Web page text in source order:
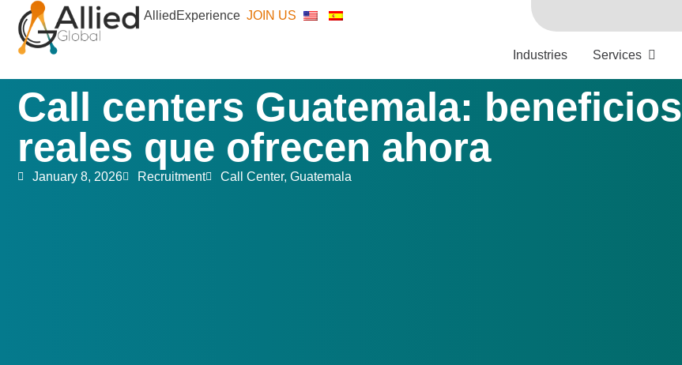
AlliedExperience JOIN US
Industries Services
Call centers Guatemala: beneficios
reales que ofrecen ahora
January 8, 2026 Recruitment Call Center, Guatemala